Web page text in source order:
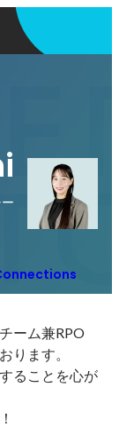
ーム兼RPO
ります。
ることを心が